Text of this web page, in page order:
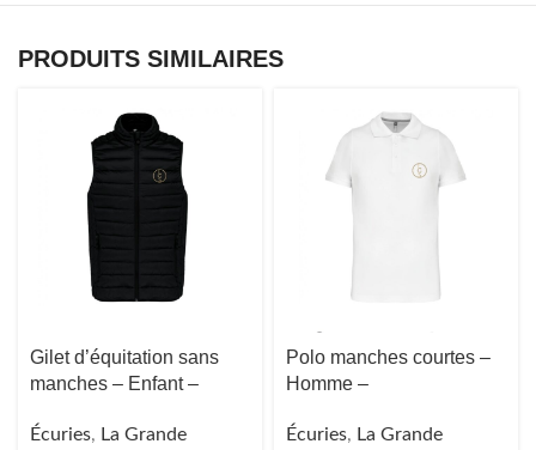
PRODUITS SIMILAIRES
Gilet d’équitation sans
manches – Enfant –
Écuries, La Grande
Polo manches courtes –
Homme –
Écuries, La Grande